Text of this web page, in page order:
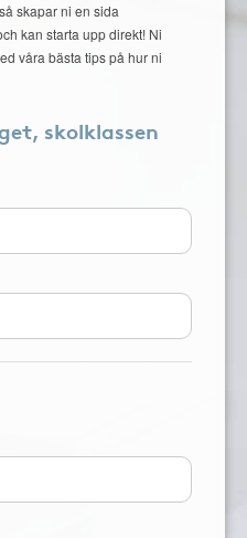
skapar ni en sida
kan starta upp direkt! Ni
våra bästa tips på hur ni
skolklassen